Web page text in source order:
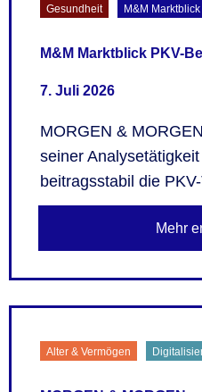
Gesundheit M&M Marktblick
M&M Marktblick PKV-
7. Juli 2026
MORGEN &
seiner
beitragsstabil die
Mehr
Alter & Vermögen